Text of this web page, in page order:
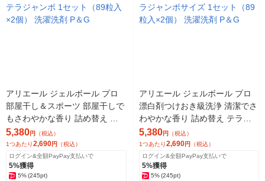
アリエール ジェルボール プロ
部屋干し＆スポーツ 部屋干しで
もさわやかな香り 詰め替え テ
ラジャンボ 1セット（89粒入×2
個） 洗濯洗剤 P＆G
5,380円 （税込）
1つあたり2,690円 （税込）
ログイン&全額PayPay支払いで
5%獲得
5%(245pt)
アリエール ジェルボール プロ
漂白剤つけおき級洗浄 清潔でさ
わやかな香り 詰め替え テラジ
ャンボサイズ 1セット（89粒入
×2個） 洗濯洗剤 P＆G
5,380円 （税込）
1つあたり2,690円 （税込）
ログイン&全額PayPay支払いで
5%獲得
5% (245pt)